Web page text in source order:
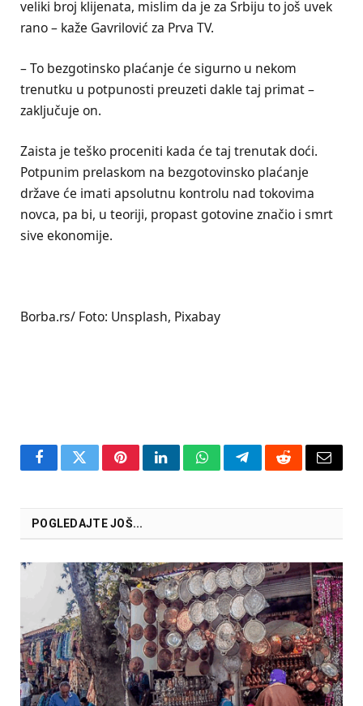
veliki broj klijenata, mislim da je za Srbiju to još uvek
rano – kaže Gavrilović za Prva TV.
– To bezgotinsko plaćanje će sigurno u nekom
trenutku u potpunosti preuzeti dakle taj primat –
zaključuje on.
Zaista je teško proceniti kada će taj trenutak doći.
Potpunim prelaskom na bezgotovinsko plaćanje
države će imati apsolutnu kontrolu nad tokovima
novca, pa bi, u teoriji, propast gotovine značio i smrt
sive ekonomije.
Borba.rs/ Foto: Unsplash, Pixabay
FacebookTwitterPinterestLinkedInWhatsAppTelegramRedditEmail
POGLEDAJTE JOŠ...